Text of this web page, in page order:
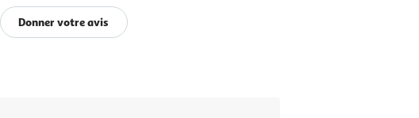
Donner votre avis